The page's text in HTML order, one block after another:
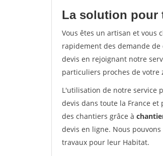
La solution pour
Vous êtes un artisan et vous
rapidement des demande de
devis en rejoignant notre
particuliers proches de
L'utilisation de notre service
devis dans toute la France
des chantiers grâce à
devis en ligne. Nous
travaux pour leur Habitat.